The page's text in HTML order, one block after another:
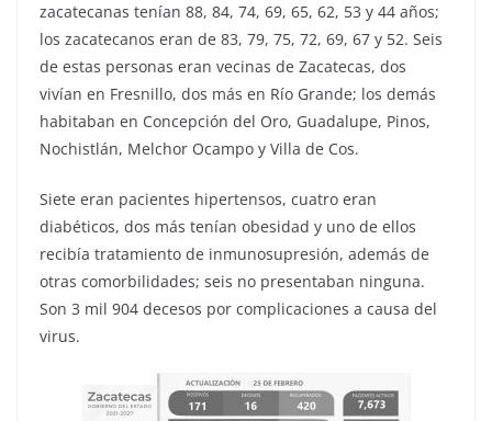
zacatecanas tenían 88, 84, 74, 69, 65, 62, 53 y 44 años;
los zacatecanos eran de 83, 79, 75, 72, 69, 67 y 52. Seis
de estas personas eran vecinas de Zacatecas, dos
vivían en Fresnillo, dos más en Río Grande; los demás
habitaban en Concepción del Oro, Guadalupe, Pinos,
Nochistlán, Melchor Ocampo y Villa de Cos.
Siete eran pacientes hipertensos, cuatro eran
diabéticos, dos más tenían obesidad y uno de ellos
recibía tratamiento de inmunosupresión, además de
otras comorbilidades; seis no presentaban ninguna.
Son 3 mil 904 decesos por complicaciones a causa del
virus.